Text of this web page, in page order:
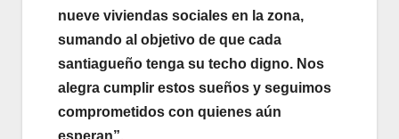
nueve viviendas sociales en la zona,
sumando al objetivo de que cada
santiagueño tenga su techo digno. Nos
alegra cumplir estos sueños y seguimos
comprometidos con quienes aún
esperan”.